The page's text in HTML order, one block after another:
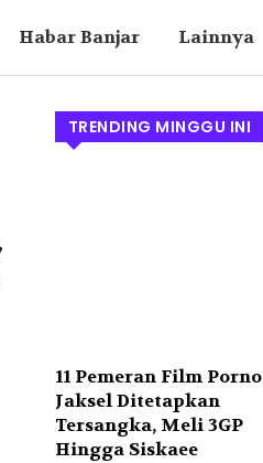
Habar Banjar Lainnya
TRENDING MINGGU INI
11 Pemeran Film Porno
Jaksel Ditetapkan
Tersangka, Meli 3GP
Hingga Siskaee